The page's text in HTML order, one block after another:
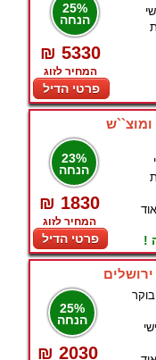
25%
הנחה
₪ 5330
המחיר לזוג
פרטי הדיל
ומוצ``ש
23%
הנחה
₪ 1830
המחיר לזוג
פרטי הדיל !
25%
הנחה
₪ 2030